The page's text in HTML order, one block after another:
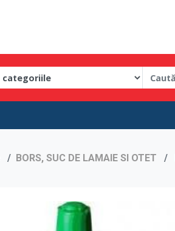
BORS, SUC DE LAMAIE SI OTET